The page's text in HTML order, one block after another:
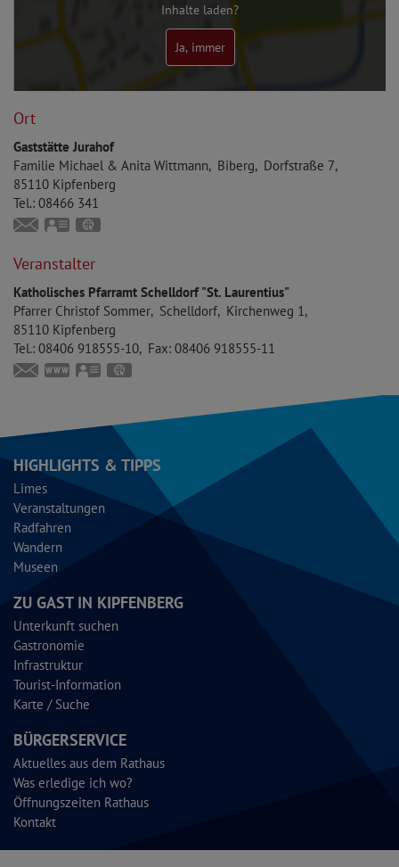
Inhalte laden?
Ja, immer
Ort
Gaststätte Jurahof
Familie Michael & Anita Wittmann Biberg
Dorfstraße 7
85110 Kipfenberg
Tel.: 08466 341
anita.wittmann.biberg@web.de
vCard
Veranstalter
Katholisches Pfarramt Schelldorf "St. Laurentius"
Pfarrer Christof Sommer Schelldorf Kirchenweg 1
85110 Kipfenberg
Tel.: 08406 918555-10 Fax: 08406 918555-11
schelldorf@bistum-eichstaett.de
www.bistum-eichstaett.de/pfarrei/schelldorf
vCard
HIGHLIGHTS & TIPPS
Limes
Veranstaltungen
Radfahren
Wandern
Museen
ZU GAST IN KIPFENBERG
Unterkunft suchen
Gastronomie
Infrastruktur
Tourist-Information
Karte / Suche
BÜRGERSERVICE
Aktuelles aus dem Rathaus
Was erledige ich wo?
Öffnungszeiten Rathaus
Kontakt